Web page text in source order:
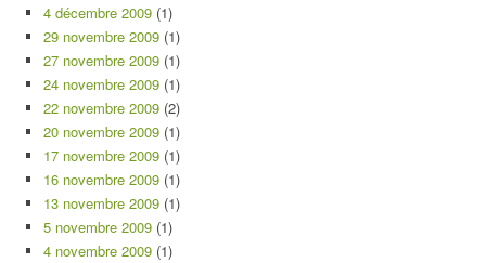
4 décembre 2009 (1)
29 novembre 2009 (1)
27 novembre 2009 (1)
24 novembre 2009 (1)
22 novembre 2009 (2)
20 novembre 2009 (1)
17 novembre 2009 (1)
16 novembre 2009 (1)
13 novembre 2009 (1)
5 novembre 2009 (1)
4 novembre 2009 (1)